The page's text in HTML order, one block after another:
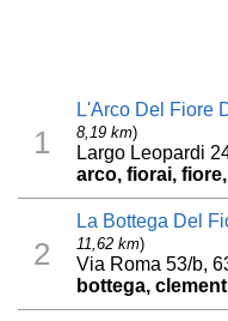
1
L'Arco Del Fiore
8,19 km)
Largo Leopardi
arco, fiorai,
2
La Bottega Del
11,62 km)
Via Roma 53/b,
bottega,